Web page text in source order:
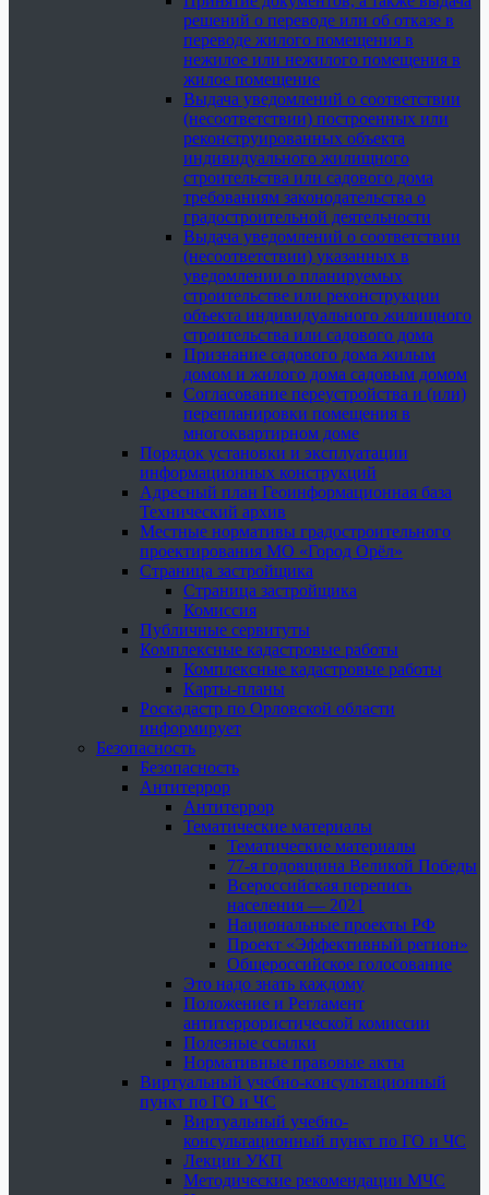
решений о переводе или об отказе в
переводе жилого помещения в
нежилое или нежилого помещения в
жилое помещение
Выдача уведомлений о соответствии
(несоответствии) построенных или
реконструированных объекта
индивидуального жилищного
строительства или садового дома
требованиям законодательства о
градостроительной деятельности
Выдача уведомлений о соответствии
(несоответствии) указанных в
уведомлении о планируемых
строительстве или реконструкции
объекта индивидуального жилищного
строительства или садового дома
Признание садового дома жилым
домом и жилого дома садовым домом
Согласование переустройства и (или)
перепланировки помещения в
многоквартирном доме
Порядок установки и эксплуатации
информационных конструкций
Адресный план Геоинформационная база
Технический архив
Местные нормативы градостроительного
проектирования МО «Город Орёл»
Страница застройщика
Страница застройщика
Комиссия
Публичные сервитуты
Комплексные кадастровые работы
Комплексные кадастровые работы
Карты-планы
Роскадастр по Орловской области
информирует
Безопасность
Безопасность
Антитеррор
Антитеррор
Тематические материалы
Тематические материалы
77-я годовщина Великой Победы
Всероссийская перепись
населения — 2021
Национальные проекты РФ
Проект «Эффективный регион»
Общероссийское голосование
Это надо знать каждому
Положение и Регламент
антитеррористической комиссии
Полезные ссылки
Нормативные правовые акты
Виртуальный учебно-консультационный
пункт по ГО и ЧС
Виртуальный учебно-
консультационный пункт по ГО и ЧС
Лекции УКП
Методические рекомендации МЧС